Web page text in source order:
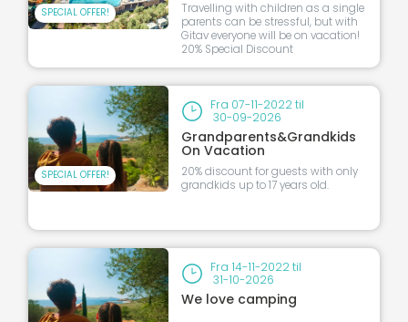
SPECIAL OFFER!
Travelling with children as a single
parents can be stressful, but with
Gitav everyone will be on vacation!
20% Special Discount
SPECIAL OFFER!
Fra 07-11-2022til
30-09-2026
Grandparents&Grandkids
On Vacation
20% discount for guests with only
grandkids up to 17 years old.
Fra 14-11-2022til
31-10-2026
We love camping